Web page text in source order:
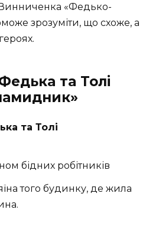
«Федько-
зрозуміти, що схоже, а
та Толі
та Толі
бідних робітників
того будинку, де жила